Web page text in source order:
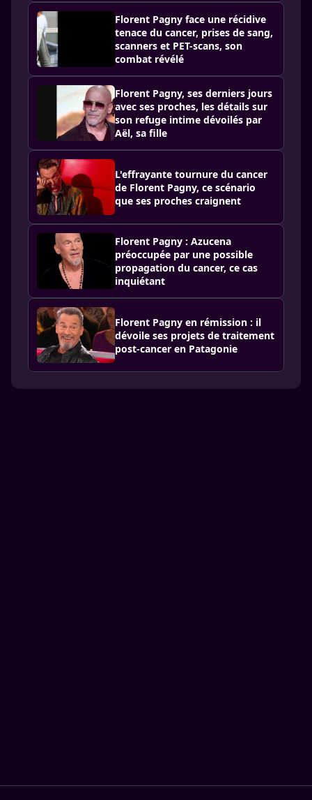
Florent Pagny face une récidive
tenace du cancer, prises de sang,
scanners et PET-scans, son
combat révélé
Florent Pagny, ses derniers jours
avec ses proches, les détails sur
son refuge intime dévoilés par
Aël, sa fille
L'effrayante tournure du cancer
de Florent Pagny, ce scénario
que ses proches craignent
Florent Pagny : Azucena
préoccupée par une possible
propagation du cancer, ce cas
inquiétant
Florent Pagny en rémission : il
dévoile ses projets de traitement
post-cancer en Patagonie